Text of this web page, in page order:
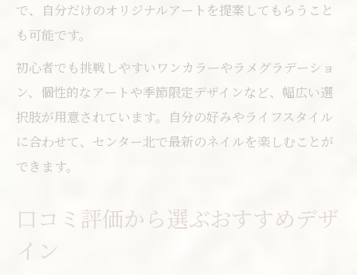
で、自分だけのオリジナルアートを提案してもらうこと
も可能です。
初心者でも挑戦しやすいワンカラーやラメグラデーショ
ン、個性的なアートや季節限定デザインなど、幅広い選
択肢が用意されています。自分の好みやライフスタイル
に合わせて、センター北で最新のネイルを楽しむことが
できます。
口コミ評価から選ぶおすすめデザ
イン